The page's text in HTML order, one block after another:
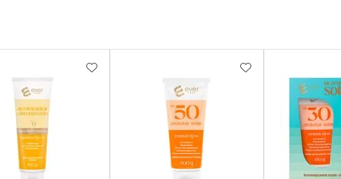
FAVORITOSADICIONAR AOS FAVORITOSADICIONAR AOS